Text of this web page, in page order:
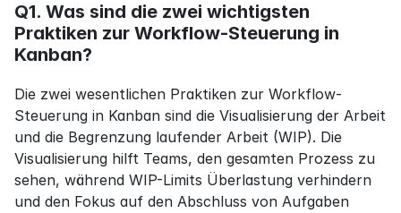
Q1. Was sind die zwei wichtigsten
Praktiken zur Workflow-Steuerung in
Kanban?
Die zwei wesentlichen Praktiken zur Workflow-
Steuerung in Kanban sind die Visualisierung der Arbeit
und die Begrenzung laufender Arbeit (WIP). Die
Visualisierung hilft Teams, den gesamten Prozess zu
sehen, während WIP-Limits Überlastung verhindern
und den Fokus auf den Abschluss von Aufgaben